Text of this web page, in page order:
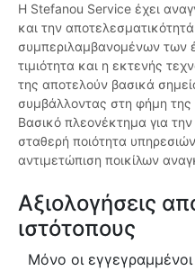
Η Stefanou Service έχει
και την
συμπεριλαμβανομένων των
τιμιότητα και η εκτενής
της αποτελούν βασικά
συμβάλλοντας στη φήμη της
Βασικό πλεονέκτημα για
σταθερή ποιότητα
αντιμετώπιση ποικίλων
Αξιολογήσεις
ιστότοπους
Μόνο οι